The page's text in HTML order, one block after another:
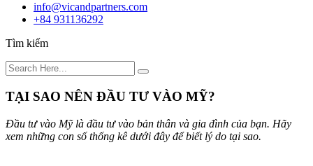
info@vicandpartners.com
+84 931136292
Tìm kiếm
TẠI SAO NÊN ĐẦU TƯ VÀO MỸ?
Đầu tư vào Mỹ là đầu tư vào bản thân và gia đình của bạn. Hãy
xem những con số thống kê dưới đây để biết lý do tại sao.